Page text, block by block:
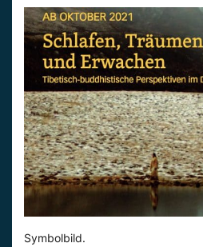
Symbolbild.